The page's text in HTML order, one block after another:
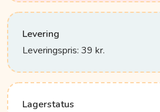
Levering
Leveringspris: 39 kr.
Lagerstatus